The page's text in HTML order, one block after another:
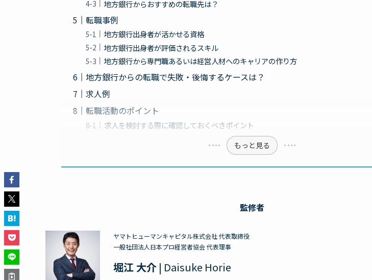
地方銀行からおすすめの転職先は？
転職事例
地方銀行出身者が活かせる資格
地方銀行出身者が評価されるスキル
地方銀行から専門職あるいは経営人材へのキャリアの作り方
地方銀行からの転職で失敗・後悔するケースは？
求人例
転職活動のポイント
求人を検討する際に確認しておくべきポイント
もっと見る
監修者
ヤマトヒューマンキャピタル株式会社 代表取締役
一般社団法人日本プロ経営者協会 代表理事
堀江 大介| Daisuke Horie